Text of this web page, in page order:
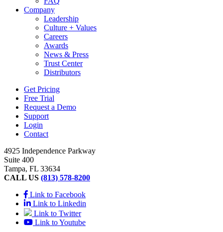
Company
Leadership
Culture + Values
Careers
Awards
News & Press
Trust Center
Distributors
Get Pricing
Free Trial
Request a Demo
Support
Login
Contact
4925 Independence Parkway
Suite 400
Tampa, FL 33634
CALL US (813) 578-8200
Link to Facebook
Link to Linkedin
Link to Twitter
Link to Youtube